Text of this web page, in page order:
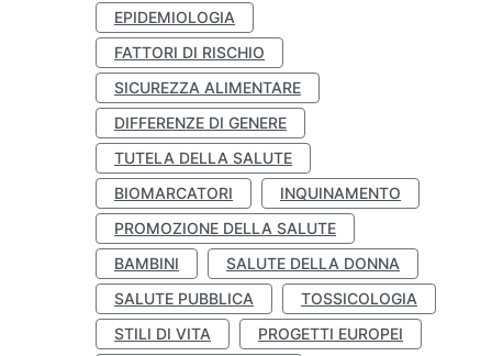
EPIDEMIOLOGIA
FATTORI DI RISCHIO
SICUREZZA ALIMENTARE
DIFFERENZE DI GENERE
TUTELA DELLA SALUTE
BIOMARCATORI
INQUINAMENTO
PROMOZIONE DELLA SALUTE
BAMBINI
SALUTE DELLA DONNA
SALUTE PUBBLICA
TOSSICOLOGIA
STILI DI VITA
PROGETTI EUROPEI